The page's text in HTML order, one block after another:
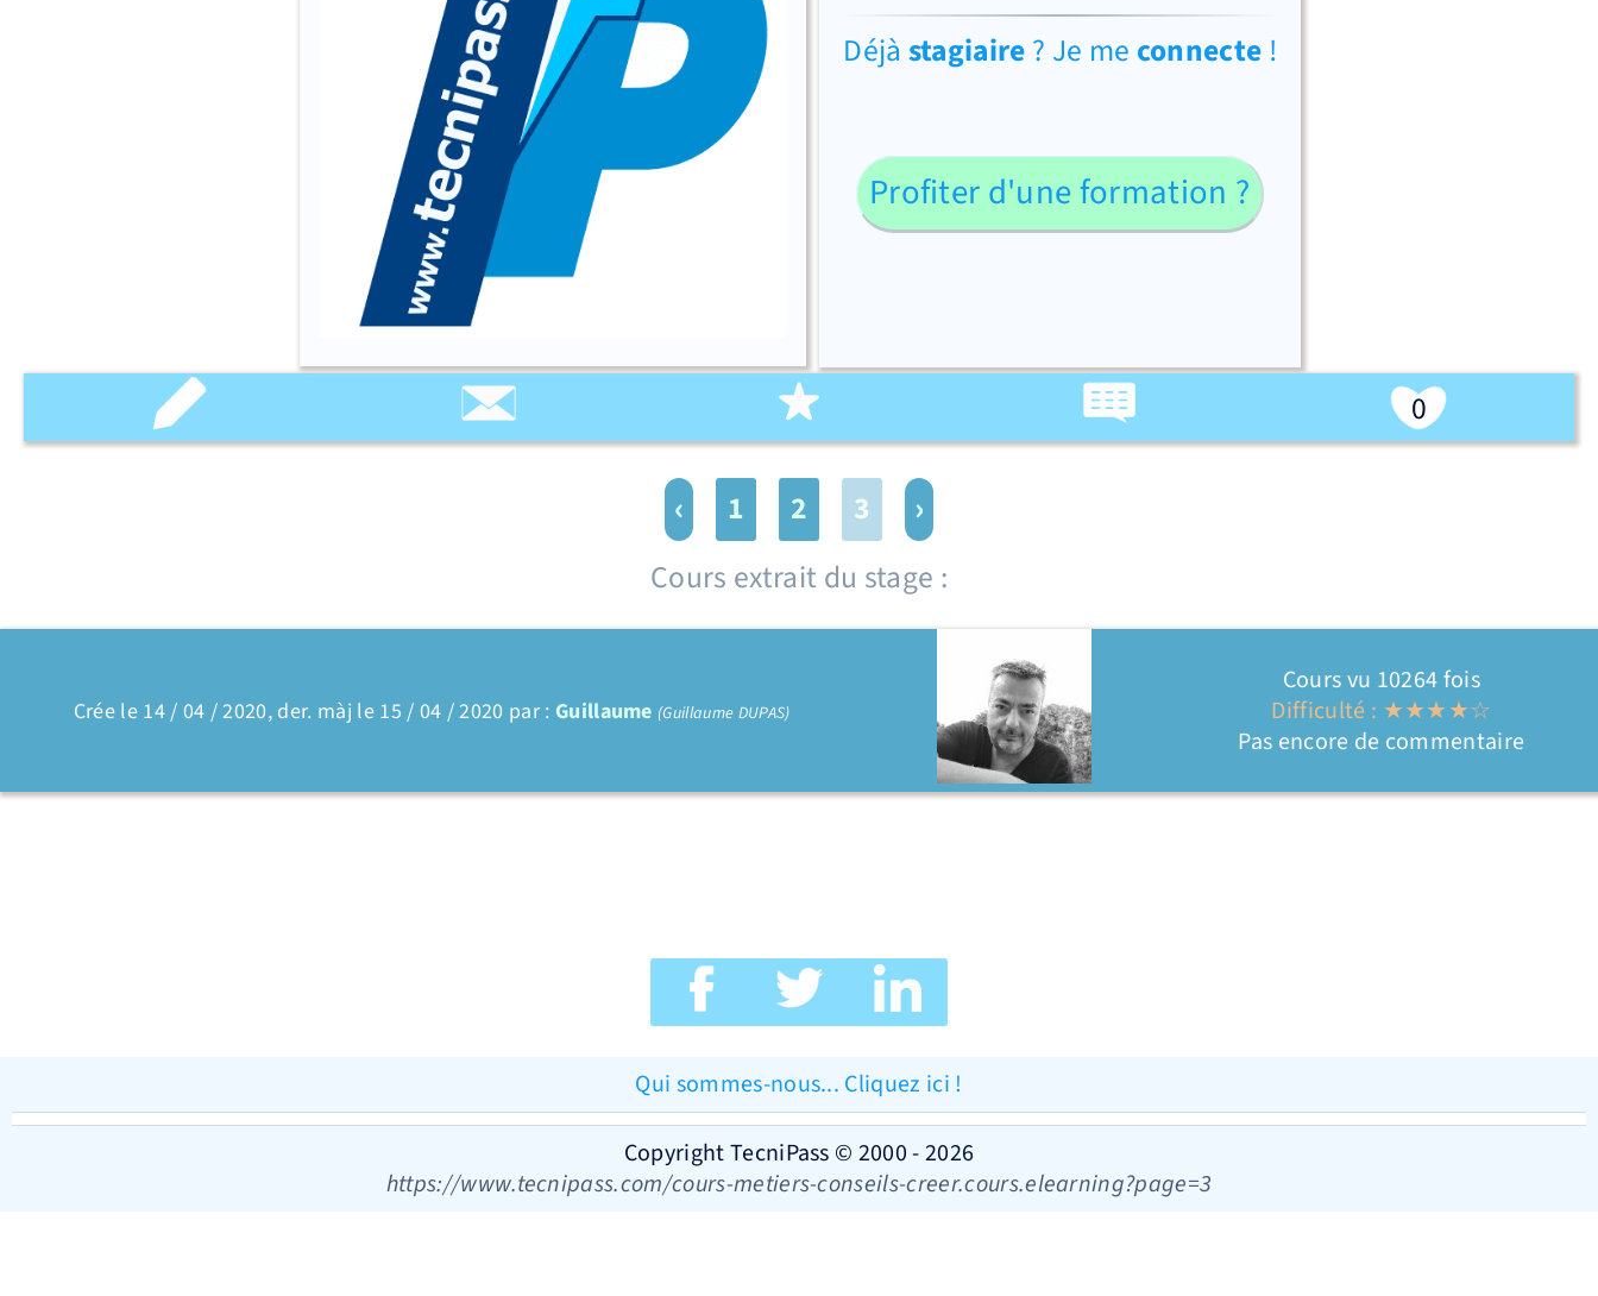
Déjà stagiaire? Je me connecte !
Profiter d'une formation ?
0
‹ 1 2 3 ›
Cours extrait du stage :
Crée le 14 / 04 / 2020, der. màj le 15 / 04 / 2020 par : Guillaume (Guillaume DUPAS)
Cours vu 10264 fois
Difficulté : ★★★★☆
Pas encore de commentaire
Qui sommes-nous... Cliquez ici !
Copyright TecniPass © 2000 - 2026
https://www.tecnipass.com/cours-metiers-conseils-creer.cours.elearning?page=3